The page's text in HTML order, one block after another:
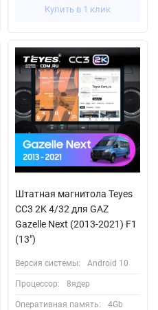
Купить в 1 клик
Штатная магнитола Teyes
CC3 2K 4/32 для GAZ
Gazelle Next (2013-2021) F1
(13")
Версия системы: Android 10
Процессор: 8ядер
Оперативная память: 4Gb